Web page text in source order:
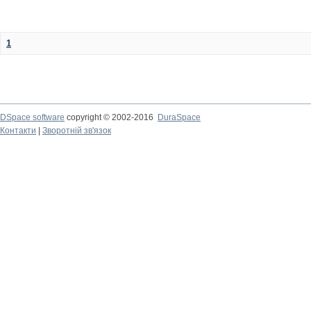
1
DSpace software copyright © 2002-2016
DuraSpace
Контакти
Зворотній зв'язок